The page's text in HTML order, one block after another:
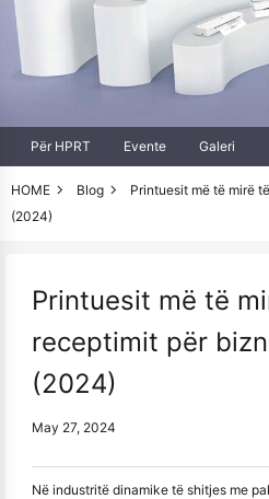
Për HPRT Evente Galeri
HOME Blog
Printuesit më të mirë
(2024)
Printuesit më të
receptimit për
(2024)
May 27, 2024
Në industritë dinamike të shitjes me